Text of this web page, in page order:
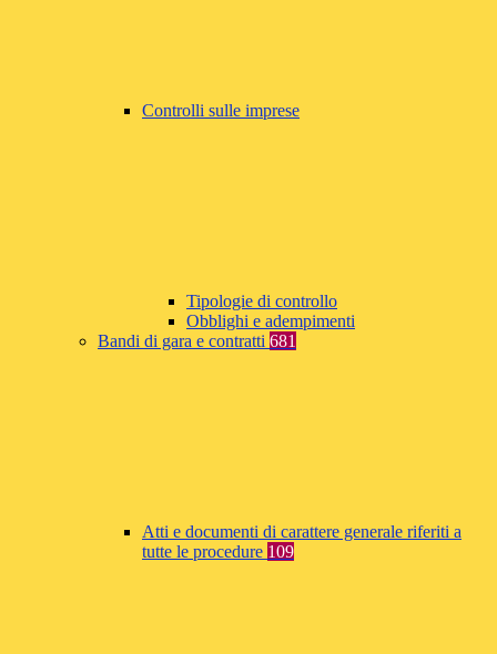
Controlli sulle imprese
Tipologie di controllo
Obblighi e adempimenti
Bandi di gara e contratti 681
Atti e documenti di carattere generale riferiti a
tutte le procedure 109